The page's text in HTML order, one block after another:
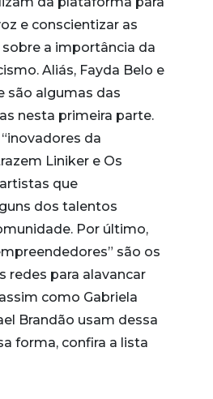
e conscientizar as
a importância da
Aliás, Fayda Belo e
são algumas das
nesta primeira parte.
da
Liniker e Os
que
dos talentos
Por último,
são os
redes para alavancar
como Gabriela
Brandão usam dessa
forma, confira a lista